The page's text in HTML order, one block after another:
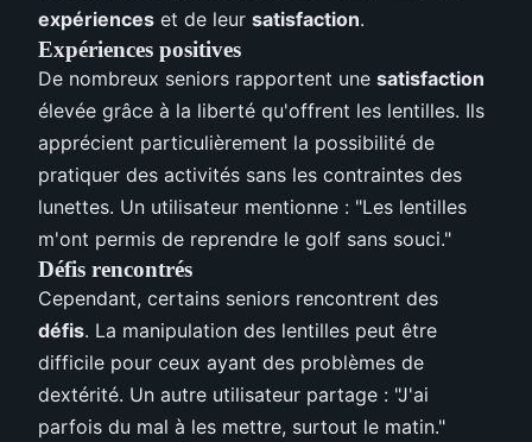
expériences et de leur satisfaction.
Expériences positives
De nombreux seniors rapportent une satisfaction
élevée grâce à la liberté qu'offrent les lentilles. Ils
apprécient particulièrement la possibilité de
pratiquer des activités sans les contraintes des
lunettes. Un utilisateur mentionne : "Les lentilles
m'ont permis de reprendre le golf sans souci."
Défis rencontrés
Cependant, certains seniors rencontrent des
défis. La manipulation des lentilles peut être
difficile pour ceux ayant des problèmes de
dextérité. Un autre utilisateur partage : "J'ai
parfois du mal à les mettre, surtout le matin."